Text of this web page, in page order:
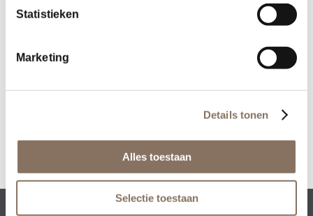
Statistieken
Marketing
Details tonen
Alles toestaan
Selectie toestaan